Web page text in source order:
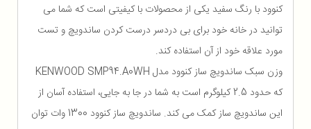
کنوود با رنگ سفید یکی از محصولات با کیفیتی است که شما می
توانید در خانه خود برای بی دردسر درست کردن ساندویچ و تست
مورد علاقه خود از آن استفاده کند.
وزن سبک ساندویچ ساز کنوود مدل KENWOOD SMP94.A0WH
که حدود 2.5 کیلوگرم است به شما در جا به جایی، استفاده آسان از
این ساندویچ ساز کمک می کند. ساندویچ ساز کنوود 1300 وات توان